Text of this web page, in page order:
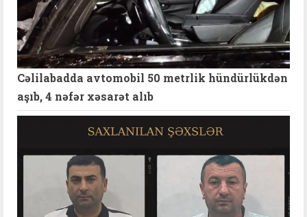
Cəlilabadda avtomobil 50 metrlik hündürlükdən
aşıb, 4 nəfər xəsarət alıb